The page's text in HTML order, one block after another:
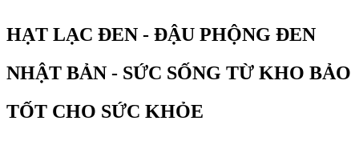
HẠT LẠC ĐEN - ĐẬU PHỘNG ĐEN
NHẬT BẢN - SỨC SỐNG TỪ KHO BẢO
TỐT CHO SỨC KHỎE